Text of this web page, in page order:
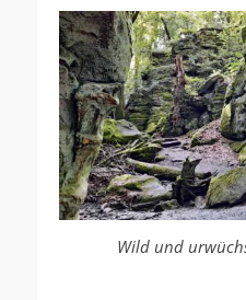
Wild und